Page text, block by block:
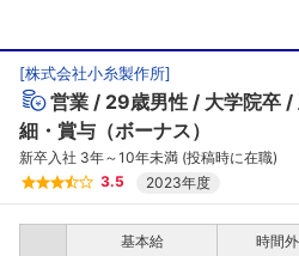
[株式会社小糸製作所]
営業 29歳男性 大学院卒
細・賞与（ボーナス）
新卒入社 3年～10年未満 (投稿時に在職)
3.5
2023年度
基本給 時間